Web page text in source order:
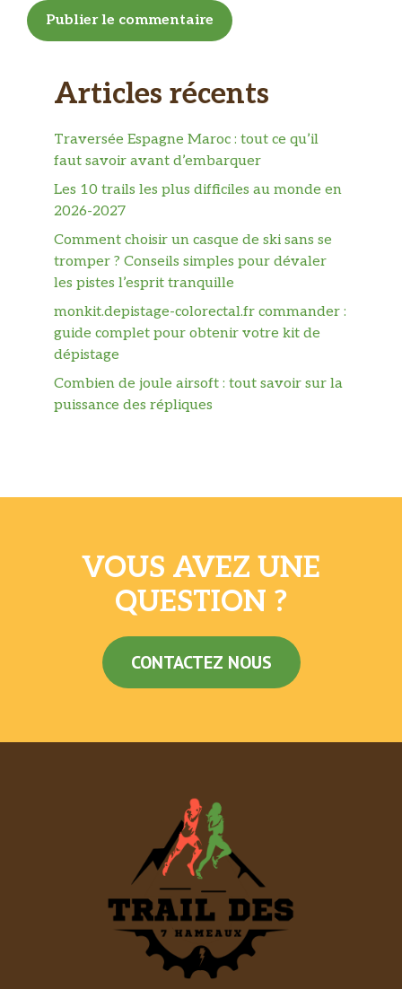
Articles récents
Traversée Espagne Maroc : tout ce qu’il
faut savoir avant d’embarquer
Les 10 trails les plus difficiles au monde en
2026-2027
Comment choisir un casque de ski sans se
tromper ? Conseils simples pour dévaler
les pistes l’esprit tranquille
monkit.depistage-colorectal.fr commander :
guide complet pour obtenir votre kit de
dépistage
Combien de joule airsoft : tout savoir sur la
puissance des répliques
VOUS AVEZ UNE
QUESTION ?
CONTACTEZ NOUS